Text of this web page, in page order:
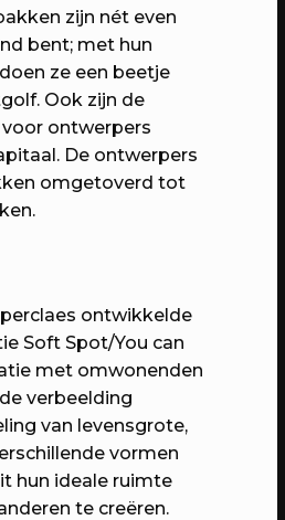
je mee?
met het
PROGRAMMA
Veiling
toffe spullen op de
met Emmaus
zijn nét even
bent; met hun
ze een beetje
Ook zijn de
voor ontwerpers
De ontwerpers
omgetoverd tot
ontwikkelde
Soft Spot/You can
met omwonenden
verbeelding
van levensgrote,
vormen
hun ideale ruimte
te creëren.